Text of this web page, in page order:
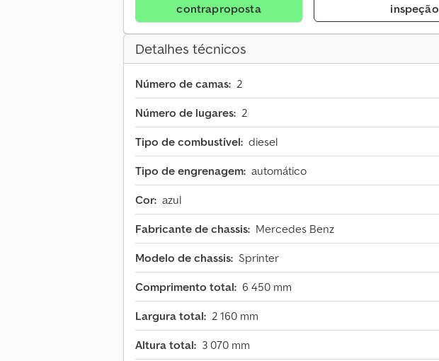
contraproposta
inspeção
Detalhes técnicos
Número de camas: 2
Número de lugares: 2
Tipo de combustível: diesel
Tipo de engrenagem: automático
Cor: azul
Fabricante de chassis: Mercedes Benz
Modelo de chassis: Sprinter
Comprimento total: 6 450 mm
Largura total: 2 160 mm
Altura total: 3 070 mm